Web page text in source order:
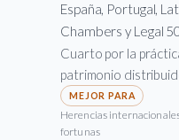
España, Portugal,
Chambers y Legal
Cuarto por la
patrimonio
Herencias
fortunas